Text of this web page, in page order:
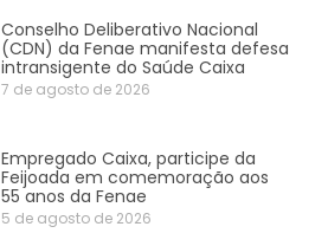
Conselho Deliberativo Nacional
(CDN) da Fenae manifesta defesa
intransigente do Saúde Caixa
7 de agosto de 2026
Empregado Caixa, participe da
Feijoada em comemoração aos
55 anos da Fenae
5 de agosto de 2026